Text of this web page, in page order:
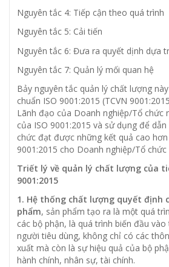
Nguyên tắc 4: Tiếp cận theo quá trình
Nguyên tắc 5: Cải tiến
Nguyên tắc 6: Đưa ra quyết dịnh dựa
Nguyên tắc 7: Quản lý mối quan hệ
Bảy nguyên tắc quản lý chất lượng
chuẩn ISO 9001:2015 (TCVN
Lãnh đạo của Doanh nghiệp/Tổ chức
của ISO 9001:2015 và sử dụng để
chức đạt được những kết quả cao hơn
9001:2015 cho Doanh nghiệp/Tổ chức
Triết lý về quản lý chất lượng của
9001:2015
1. Hệ thống chất lượng quyết định
phẩm, sản phẩm tạo ra là một quá
các bộ phận, là quá trình biến đầu
người tiêu dùng, không chỉ có các
xuất mà còn là sự hiệu quả của bộ
hành chính, nhân sự, tài chính.